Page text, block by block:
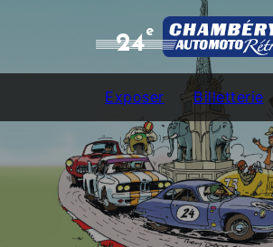
24e
Exposer Billetterie